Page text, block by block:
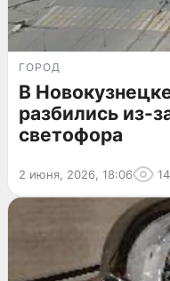
ГОРОД
В
разбились из-
светофора
2 июня, 2026, 18:06 14